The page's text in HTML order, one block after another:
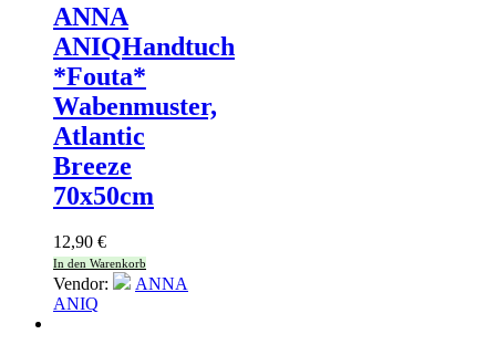
ANNA
ANIQHandtuch
*Fouta*
Wabenmuster,
Atlantic
Breeze
70x50cm
12,90 €
In den Warenkorb
Vendor:
ANNA
ANIQ